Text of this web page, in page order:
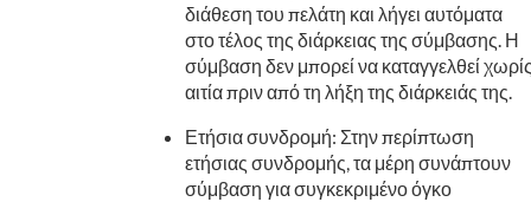
διάθεση του πελάτη και λήγει αυτόματα
στο τέλος της διάρκειας της σύμβασης. Η
σύμβαση δεν μπορεί να καταγγελθεί
αιτία πριν από τη λήξη της διάρκειάς της.
Ετήσια συνδρομή: Στην περίπτωση
ετήσιας συνδρομής, τα μέρη συνάπτουν
σύμβαση για συγκεκριμένο όγκο